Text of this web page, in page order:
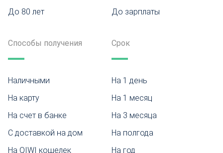
До 80 лет
До зарплаты
Способы получения
Наличными
На карту
На счет в банке
С доставкой на дом
На QIWI кошелек
Срок
На 1 день
На 1 месяц
На 3 месяца
На полгода
На год